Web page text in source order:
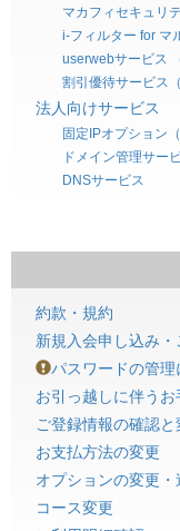
マカフィセキュリ
i-フィルター for マ
userwebサービス
割引優待サービス
法人向けサービス
固定IPオプション
ドメイン管理サー
DNSサービス
約款・規約
新規入会申し込み・
パスワードの管理
お引っ越しに伴うお
ご登録情報の確認と
お支払方法の変更
オプションの変更・
コース変更